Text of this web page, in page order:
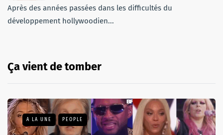
Après des années passées dans les difficultés du
développement hollywoodien...
Ça vient de tomber
A LA UNE PEOPLE